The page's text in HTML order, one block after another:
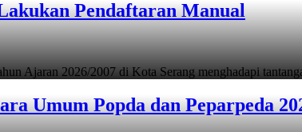
Pendaftaran Manual
Ajaran 2026/2007 di Kota Serang menghadapi
Umum Popda dan Peparpeda